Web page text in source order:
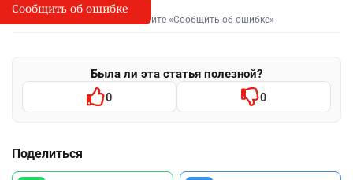
I
Сообщить об опечатке
Выделите фрагмент и нажмите «Сообщить об ошибке»
Была ли эта статья полезной?
0 0
Поделиться
Сообщить об ошибке